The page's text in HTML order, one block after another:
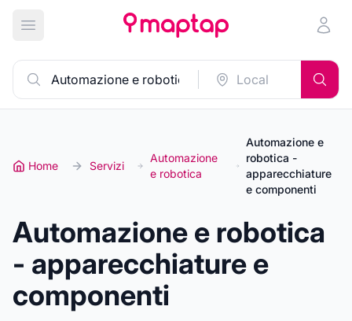
Apri menu principale
Home Servizi
Automazione
e robotica
Automazione e
robotica -
apparecchiature
e componenti
Automazione e robotica
- apparecchiature e
componenti